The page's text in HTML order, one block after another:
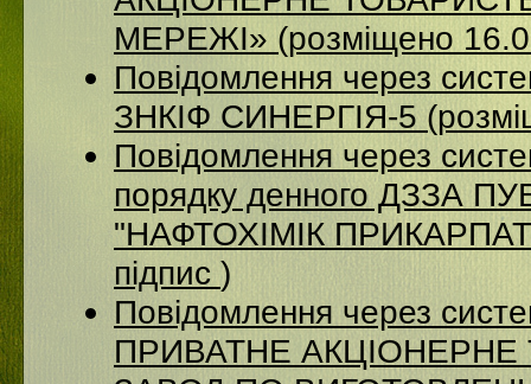
МЕРЕЖІ» (розміщено
Повідомлення через
ЗНКІФ СИНЕРГІЯ-5
Повідомлення через
порядку денного ДЗЗА
"НАФТОХІМІК
підпис )
Повідомлення через
ПРИВАТНЕ